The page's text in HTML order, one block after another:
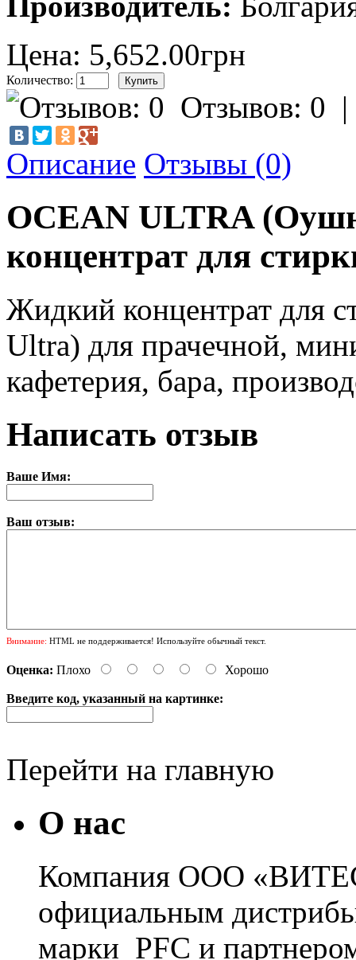
Цена: 5,652.00грн
Количество:
Отзывов: 0
Описание Отзывы (0)
OCEAN ULTRA
концентрат для
Жидкий концентрат для
Ultra) для прачечной,
кафетерия, бара,
Написать отзыв
Ваше Имя:
Ваш отзыв:
Внимание: HTML не поддерживается! Используйте обычный текст.
Оценка: Плохо Хорошо
Введите код, указанный на картинке:
Перейти на главную
О нас
Компания ООО
официальным
марки PFC и